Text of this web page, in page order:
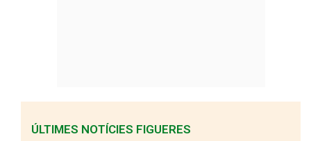
ÚLTIMES NOTÍCIES FIGUERES